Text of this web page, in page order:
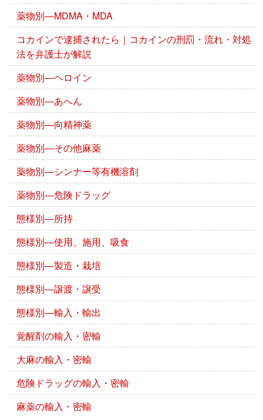
薬物別―MDMA・MDA
コカインで逮捕されたら｜コカインの刑罰・流れ・対処
法を弁護士が解説
薬物別―ヘロイン
薬物別―あへん
薬物別―向精神薬
薬物別―その他麻薬
薬物別―シンナー等有機溶剤
薬物別―危険ドラッグ
態様別―所持
態様別―使用、施用、吸食
態様別―製造・栽培
態様別―譲渡・譲受
態様別―輸入・輸出
覚醒剤の輸入・密輸
大麻の輸入・密輸
危険ドラッグの輸入・密輸
麻薬の輸入・密輸